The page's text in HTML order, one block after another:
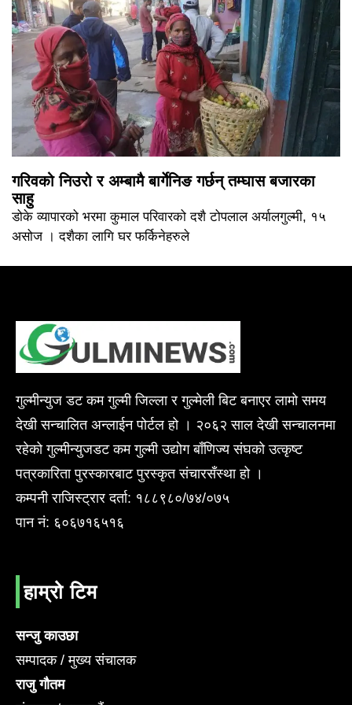
गरिवको निउरो र अम्बामै बार्गेनिङ गर्छन् तम्घास बजारका
साहु
डोके व्यापारको भरमा कुमाल परिवारको दशै टोपलाल अर्यालगुल्मी, १५
असोज । दशैका लागि घर फर्किनेहरुले
गुल्मीन्युज डट कम गुल्मी जिल्ला र गुल्मेली बिट बनाएर लामो समय
देखी सन्चालित अन्लाईन पोर्टल हो । २०६२ साल देखी सन्चालनमा
रहेको गुल्मीन्युजडट कम गुल्मी उद्योग बाँणिज्य संघको उत्कृष्ट
पत्रकारिता पुरस्कारबाट पुरस्कृत संचारसँस्था हो ।
कम्पनी राजिस्ट्रार दर्ता: १८८९८०/७४/०७५
पान नं: ६०६७१६५१६
हाम्रो टिम
सन्जु काउछा
सम्पादक / मुख्य संचालक
राजु गौतम